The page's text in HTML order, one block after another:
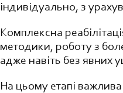
індивідуально, з
Комплексна
методики, роботу з
адже навіть без явних
На цьому етапі